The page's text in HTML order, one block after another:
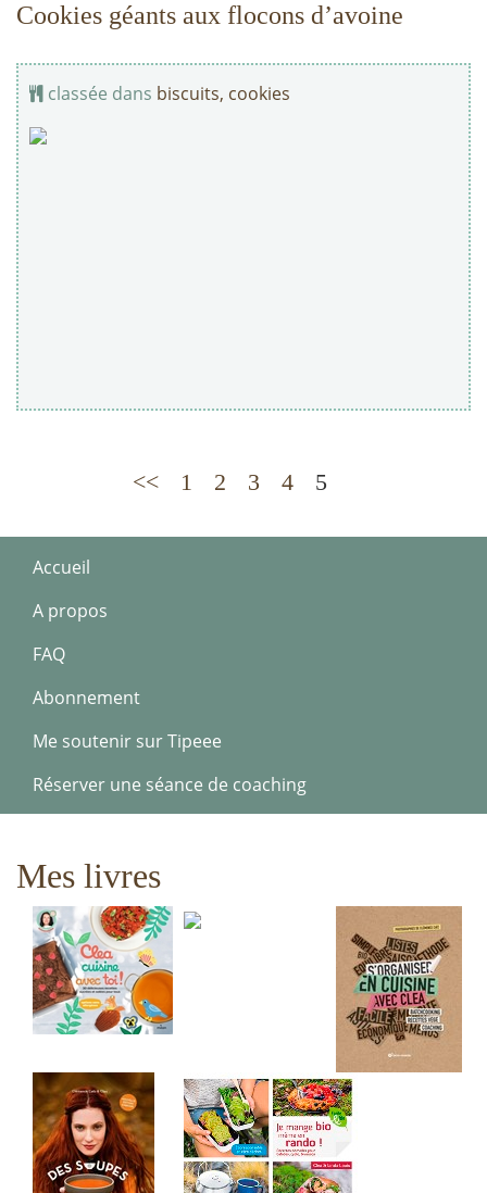
Cookies géants aux flocons d’avoine
classée dans biscuits, cookies
<< 1 2 3 4 5
Accueil
A propos
FAQ
Abonnement
Me soutenir sur Tipeee
Réserver une séance de coaching
Mes livres